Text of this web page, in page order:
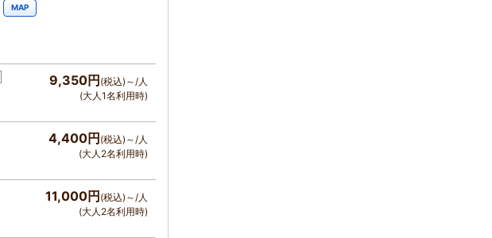
MAP
9,350円 (税込)～/人
(大人1名利用時)
4,400円 (税込)～/人
(大人2名利用時)
11,000円 (税込)～/人
(大人2名利用時)